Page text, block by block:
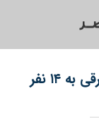
تعداد شهدای ورزشکار آذربایجان‌شرقی به ۱۴ نفر